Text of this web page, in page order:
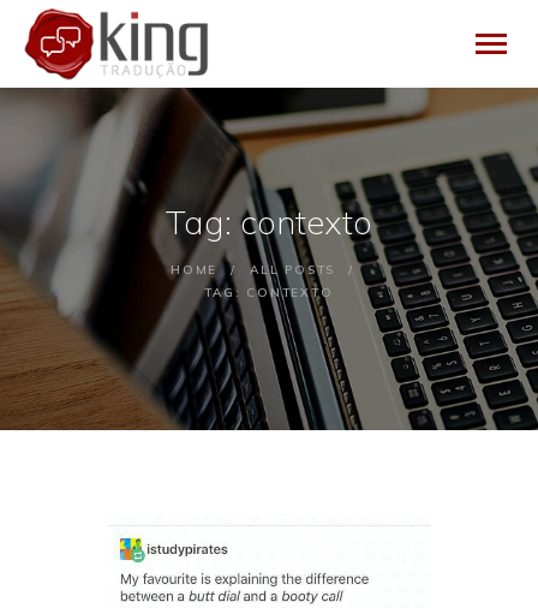
Tag: contexto
HOME
ALL POSTS
TAG: CONTEXTO
HOME
EMPRESA
SERVIÇOS
BLOG
CONTATO